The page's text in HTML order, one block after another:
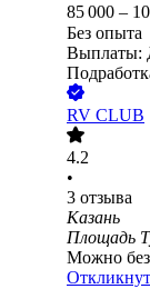
85 000 –
Без опыта
Выплаты:
RV CLUB
4.2
•
3 отзыва
Казань
Площадь
Можно